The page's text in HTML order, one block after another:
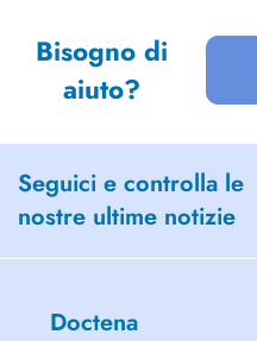
Bisogno di
aiuto?
Seguici e controlla le
nostre ultime notizie
Doctena